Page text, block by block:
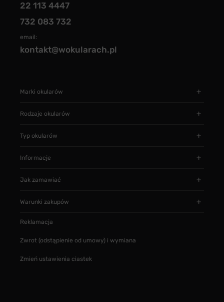
22 113 4447
732 083 732
email:
kontakt@wokularach.pl
Marki okularów
Rodzaje okularów
Typ okularów
Informacje
Jak zamawiać
Warunki zakupów
Reklamacja
Zwrot (odstąpienie od umowy) i wymiana
Zmień ustawienia ciastek